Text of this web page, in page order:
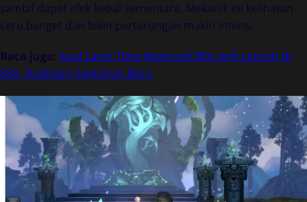
sambil dapet efek kebal sementara. Mekanik ini kelihatan
seru banget dan bikin pertarungan makin intens.
Baca juga: Soul Land: Time Reversed Rilis Soft Launch di
SEA, Hadirkan Sentuhan Baru